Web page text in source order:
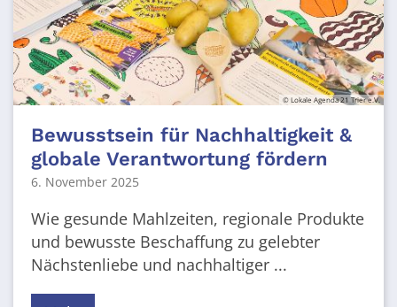
© Lokale Agenda 21 Trier e.V.
Bewusstsein für Nachhaltigkeit &
globale Verantwortung fördern
6. November 2025
Wie gesunde Mahlzeiten, regionale Produkte
und bewusste Beschaffung zu gelebter
Nächstenliebe und nachhaltiger ...